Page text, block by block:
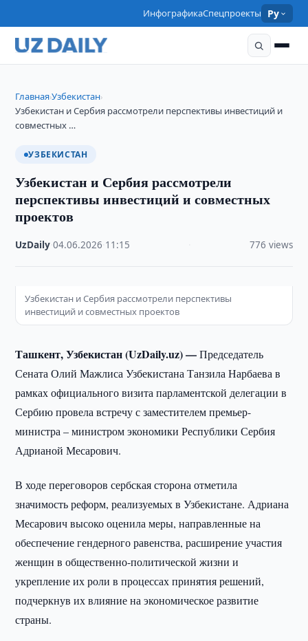
ИнфографикаСпецпроекты Ру
Главная›Узбекистан›
Узбекистан и Сербия рассмотрели перспективы инвестиций и
совместных …
УЗБЕКИСТАН
Узбекистан и Сербия рассмотрели
перспективы инвестиций и совместных
проектов
UzDaily ·04.06.2026 11:15 776 views
Узбекистан и Сербия рассмотрели перспективы
инвестиций и совместных проектов
Ташкент, Узбекистан (UzDaily.uz) —Председатель
Сената Олий Мажлиса Узбекистана Танзила Нарбаева в
рамках официального визита парламентской делегации в
Сербию провела встречу с заместителем премьер-
министра – министром экономики Республики Сербия
Адрианой Месарович.
В ходе переговоров сербская сторона отметила
значимость реформ, реализуемых в Узбекистане. Адриана
Месарович высоко оценила меры, направленные на
обеспечение гендерного равенства, расширение участия
женщин в общественно-политической жизни и
укрепление их роли в процессах принятия решений,
подчеркнув их влияние на экономическое развитие
страны.